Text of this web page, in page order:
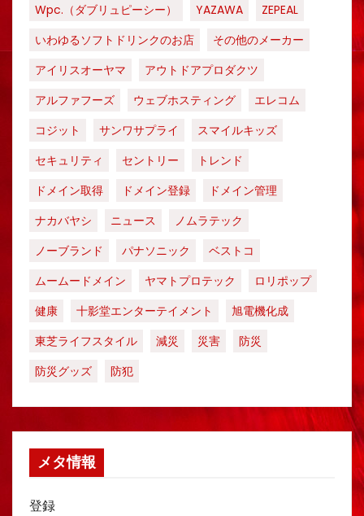
Wpc.（ダブリュピーシー）
YAZAWA
ZEPEAL
いわゆるソフトドリンクのお店
その他のメーカー
アイリスオーヤマ
アウトドアプロダクツ
アルファフーズ
ウェブホスティング
エレコム
コジット
サンワサプライ
スマイルキッズ
セキュリティ
セントリー
トレンド
ドメイン取得
ドメイン登録
ドメイン管理
ナカバヤシ
ニュース
ノムラテック
ノーブランド
パナソニック
ベストコ
ムームードメイン
ヤマトプロテック
ロリポップ
健康
十影堂エンターテイメント
旭電機化成
東芝ライフスタイル
減災 災害
防災
防災グッズ
防犯
メタ情報
登録